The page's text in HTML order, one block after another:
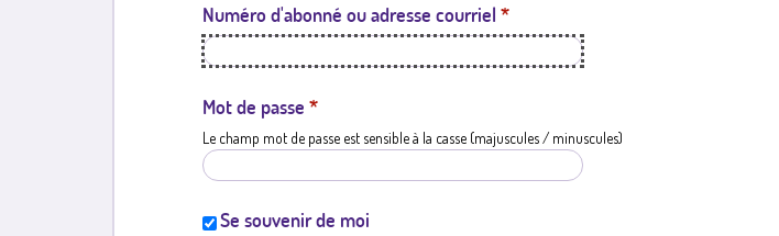
e
Numéro d'abonné ou adresse courriel *
Mot de passe *
Le champ mot de passe est sensible à la casse (majuscules / minuscules)
Se souvenir de moi